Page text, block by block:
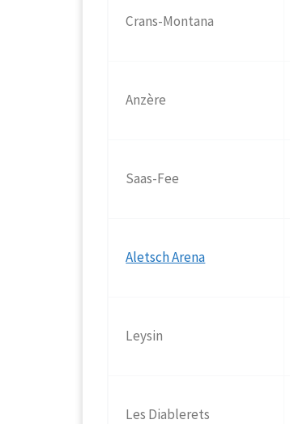
Crans-Montana
Anzère
Saas-Fee
Aletsch Arena
Leysin
Les Diablerets